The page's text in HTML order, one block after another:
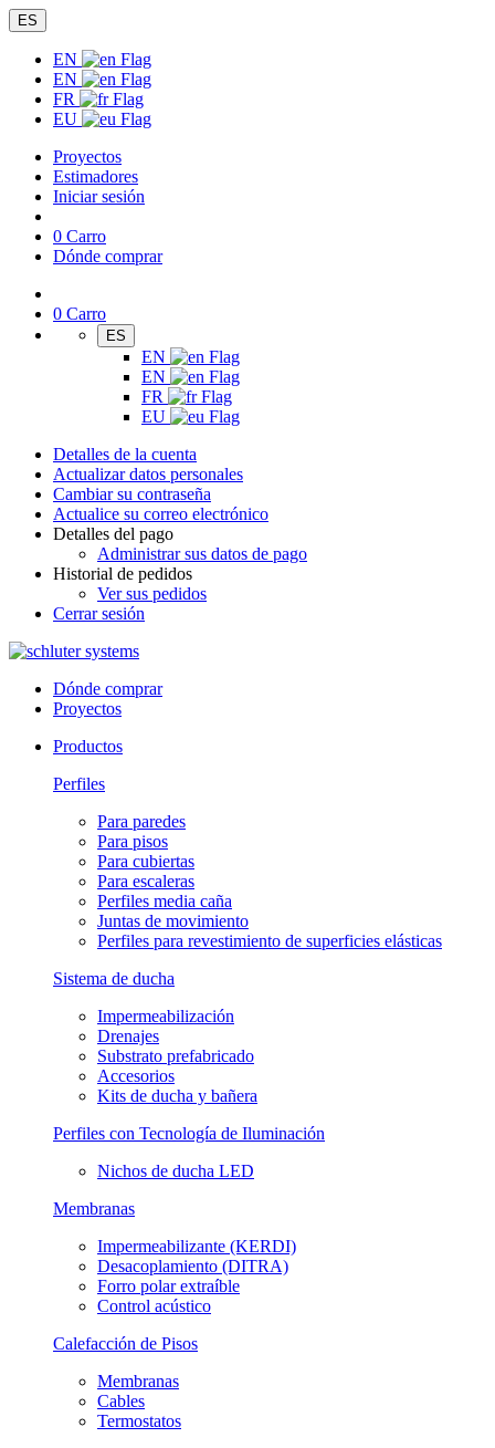
ES
EN
EN
FR
EU
Proyectos
Estimadores
Iniciar sesión
0 Carro
Dónde comprar
0 Carro
ES
EN
EN
FR
EU
Detalles de la cuenta
Actualizar datos personales
Cambiar su contraseña
Actualice su correo electrónico
Detalles del pago
Administrar sus datos de pago
Historial de pedidos
Ver sus pedidos
Cerrar sesión
Dónde comprar
Proyectos
Productos
Perfiles
Para paredes
Para pisos
Para cubiertas
Para escaleras
Perfiles media caña
Juntas de movimiento
Perfiles para revestimiento de superficies elásticas
Sistema de ducha
Impermeabilización
Drenajes
Substrato prefabricado
Accesorios
Kits de ducha y bañera
Perfiles con Tecnología de Iluminación
Nichos de ducha LED
Membranas
Impermeabilizante (KERDI)
Desacoplamiento (DITRA)
Forro polar extraíble
Control acústico
Calefacción de Pisos
Membranas
Cables
Termostatos